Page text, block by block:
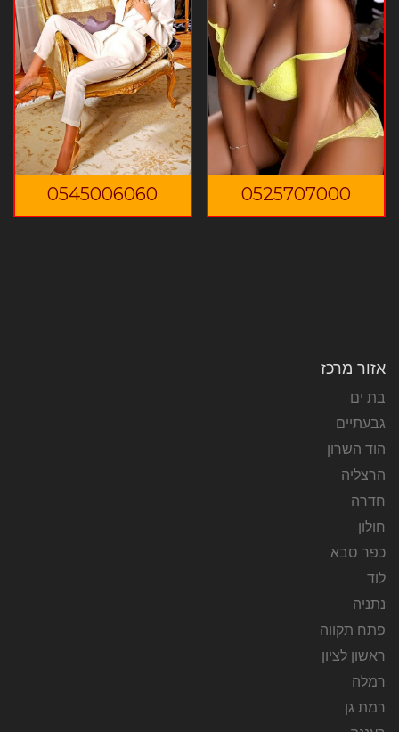
0525707000
0545006060
אזור מרכז
בת ים
גבעתיים
הוד השרון
הרצליה
חדרה
חולון
כפר סבא
לוד
נתניה
פתח תקווה
ראשון לציון
רמלה
רמת גן